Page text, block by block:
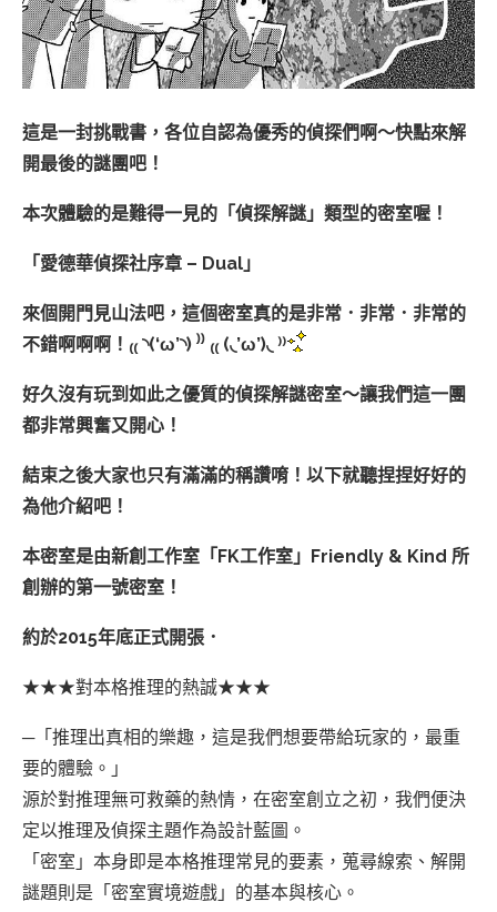
這是一封挑戰書，各位自認為優秀的偵探們啊～快點來解
開最後的謎團吧！
本次體驗的是難得一見的「偵探解謎」類型的密室喔！
「愛德華偵探社序章 – Dual」
來個開門見山法吧，這個密室真的是非常．非常．非常的
不錯啊啊啊！₍₍ ◝(‘ω’◝) ⁾⁾ ₍₍ (◟’ω’)◟ ⁾⁾
好久沒有玩到如此之優質的偵探解謎密室～讓我們這一團
都非常興奮又開心！
結束之後大家也只有滿滿的稱讚唷！以下就聽捏捏好好的
為他介紹吧！
本密室是由新創工作室「FK工作室」Friendly & Kind 所
創辦的第一號密室！
約於2015年底正式開張．
★★★對本格推理的熱誠★★★
─「推理出真相的樂趣，這是我們想要帶給玩家的，最重
要的體驗。」
源於對推理無可救藥的熱情，在密室創立之初，我們便決
定以推理及偵探主題作為設計藍圖。
「密室」本身即是本格推理常見的要素，蒐尋線索、解開
謎題則是「密室實境遊戲」的基本與核心。